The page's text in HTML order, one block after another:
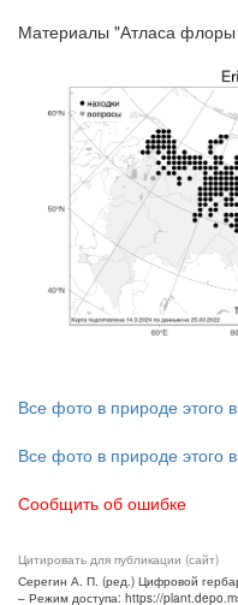
Материалы "Атласа флоры
Все фото в природе этого
Все фото в природе этого
Сообщить об ошибке
Цитировать для публикации (сайт)
Серегин А. П. (ред.) Цифровой
– Режим доступа: https://